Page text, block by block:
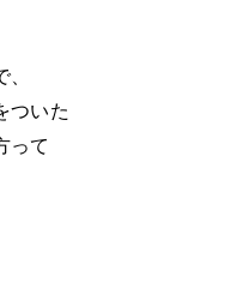
ついた
って